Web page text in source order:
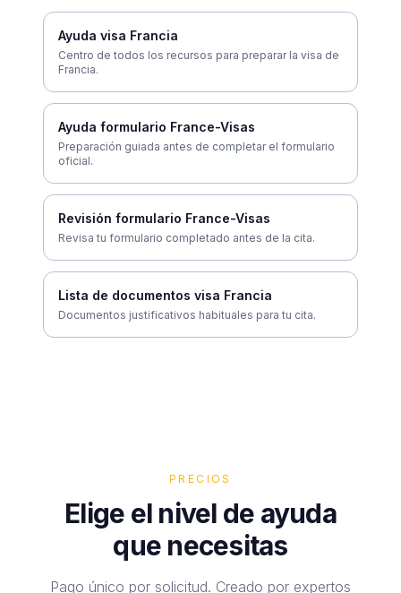
Ayuda visa Francia
Centro de todos los recursos para preparar la visa de
Francia.
Ayuda formulario France-Visas
Preparación guiada antes de completar el formulario
oficial.
Revisión formulario France-Visas
Revisa tu formulario completado antes de la cita.
Lista de documentos visa Francia
Documentos justificativos habituales para tu cita.
PRECIOS
Elige el nivel de ayuda
que necesitas
Pago único por solicitud. Creado por expertos